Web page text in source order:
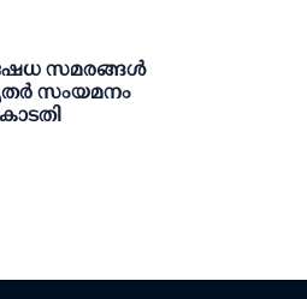
സമരങ്ങള്‍
സംയമനം